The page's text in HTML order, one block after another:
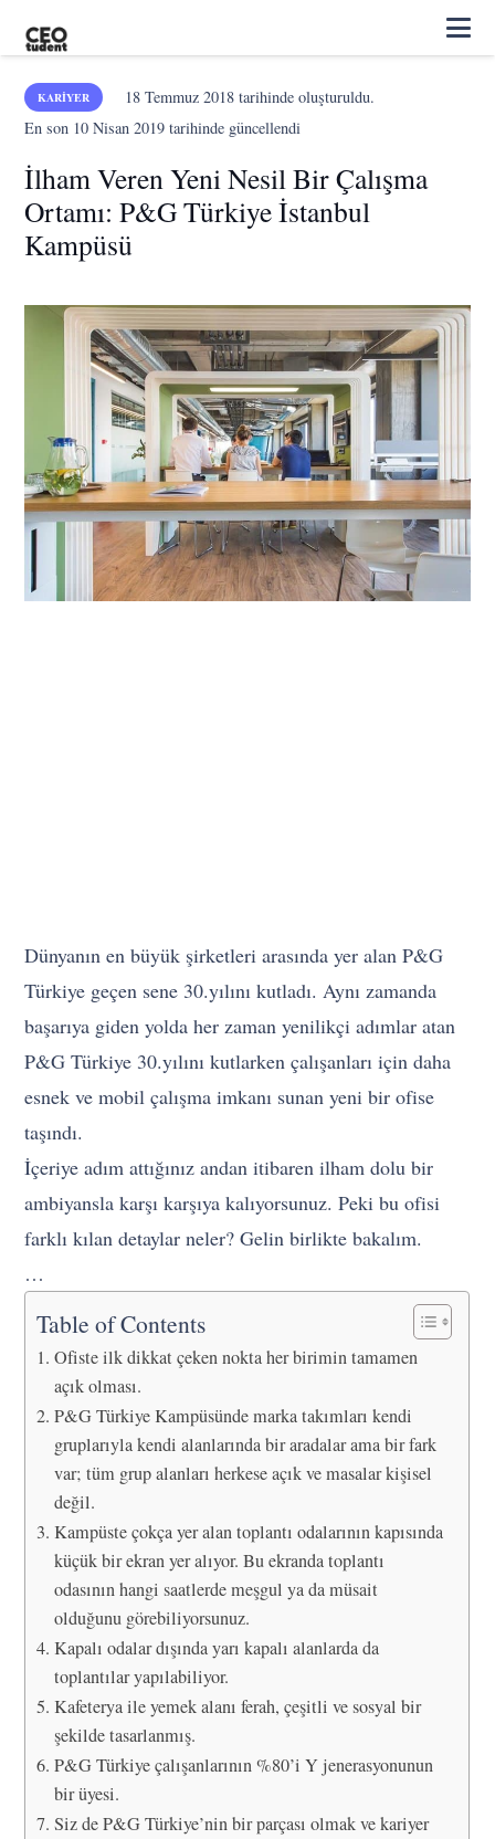
KARIYER 18 Temmuz 2018tarihinde oluşturuldu.
En son 10 Nisan 2019 tarihinde güncellendi
İlham Veren Yeni Nesil Bir Çalışma
Ortamı: P&G Türkiye İstanbul
Kampüsü
Dünyanın en büyük şirketleri arasında yer alan P&G
Türkiye geçen sene 30.yılını kutladı. Aynı zamanda
başarıya giden yolda her zaman yenilikçi adımlar atan
P&G Türkiye 30.yılını kutlarken çalışanları için daha
esnek ve mobil çalışma imkanı sunan yeni bir ofise
taşındı.
İçeriye adım attığınız andan itibaren ilham dolu bir
ambiyansla karşı karşıya kalıyorsunuz. Peki bu ofisi
farklı kılan detaylar neler? Gelin birlikte bakalım.
…
Table of Contents
Ofiste ilk dikkat çeken nokta her birimin tamamen
açık olması.
P&G Türkiye Kampüsünde marka takımları kendi
gruplarıyla kendi alanlarında bir aradalar ama bir fark
var; tüm grup alanları herkese açık ve masalar kişisel
değil.
Kampüste çokça yer alan toplantı odalarının kapısında
küçük bir ekran yer alıyor. Bu ekranda toplantı
odasının hangi saatlerde meşgul ya da müsait
olduğunu görebiliyorsunuz.
Kapalı odalar dışında yarı kapalı alanlarda da
toplantılar yapılabiliyor.
Kafeterya ile yemek alanı ferah, çeşitli ve sosyal bir
şekilde tasarlanmış.
P&G Türkiye çalışanlarının %80’i Y jenerasyonunun
bir üyesi.
Siz de P&G Türkiye’nin bir parçası olmak ve kariyer